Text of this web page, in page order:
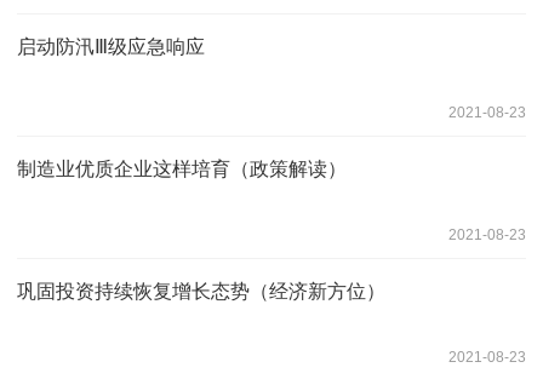
启动防汛Ⅲ级应急响应
2021-08-23
制造业优质企业这样培育（政策解读）
2021-08-23
巩固投资持续恢复增长态势（经济新方位）
2021-08-23